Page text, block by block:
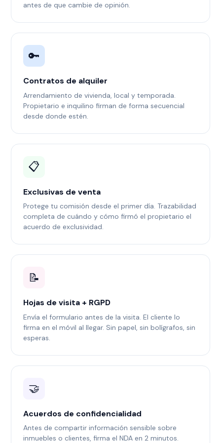
antes de que cambie de opinión.
🔑
Contratos de alquiler
Arrendamiento de vivienda, local y temporada.
Propietario e inquilino firman de forma secuencial
desde donde estén.
📋
Exclusivas de venta
Protege tu comisión desde el primer día. Trazabilidad
completa de cuándo y cómo firmó el propietario el
acuerdo de exclusividad.
📝
Hojas de visita + RGPD
Envía el formulario antes de la visita. El cliente lo
firma en el móvil al llegar. Sin papel, sin bolígrafos, sin
esperas.
🤝
Acuerdos de confidencialidad
Antes de compartir información sensible sobre
inmuebles o clientes, firma el NDA en 2 minutos.